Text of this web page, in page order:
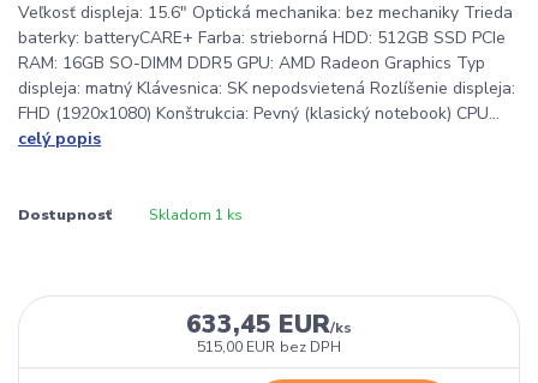
Veľkosť displeja: 15.6" Optická mechanika: bez mechaniky Trieda
baterky: batteryCARE+ Farba: strieborná HDD: 512GB SSD PCIe
RAM: 16GB SO-DIMM DDR5 GPU: AMD Radeon Graphics Typ
displeja: matný Klávesnica: SK nepodsvietená Rozlíšenie displeja:
FHD (1920x1080) Konštrukcia: Pevný (klasický notebook) CPU...
celý popis
Dostupnosť Skladom 1 ks
633,45 EUR/ks
515,00 EUR bez DPH